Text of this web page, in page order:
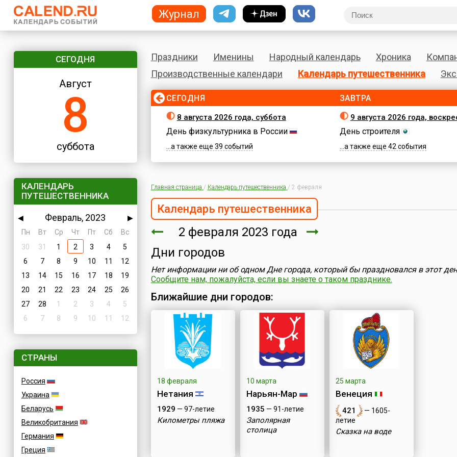
СЕГОДНЯ
Август
8
суббота
КАЛЕНДАРЬ
ПУТЕШЕСТВЕННИКА
◀ Февраль, 2023
▶
Пн
Вт Ср Чт Пт Сб
Вс
30
31 1 2 3 4
5
6
7 8 9 10 11
12
13
14 15 16 17 18
19
20
21 22 23 24 25
26
27
28 1 2 3 4
5
6
7 8 9 10 11 12
СТРАНЫ
Россия
Украина
Беларусь
Великобритания
Германия
Греция
Праздники Именины Народный календарь Хроника
Производственные календари
Календарь путешественника
СЕГОДНЯ
8 августа 2026 года, суббота
День физкультурника в России
...а также еще 39 событий
ЗАВТРА
9 августа 2026 года,
День строителя
...а также еще 42 события
Главная страница / Календарь путешественника / 2 февраля
Календарь путешественника
2 февраля 2023 года
Дни городов
Нет информации ни об одном Дне города, который бы праздновался в этот
Сообщите нам, пожалуйста, если вы знаете о таком празднике.
Ближайшие дни городов:
18 февраля
Нетания
1929 — 97-летие
Километры пляжа
10 марта
Нарьян-Мар
1935 — 91-летие
Заполярная
столица
25 марта
Венеция
421
— 1605-
летие
Сказка на воде
Журнал